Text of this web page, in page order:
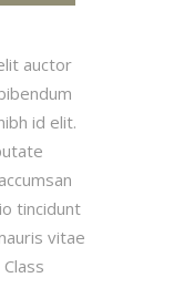
auctor
id elit.
tincidunt
vitae